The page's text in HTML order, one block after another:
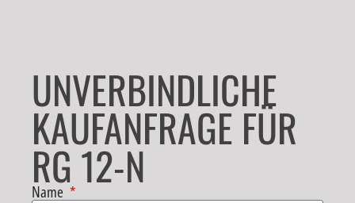
UNVERBINDLICHE
KAUFANFRAGE FÜR
RG 12-N
Name